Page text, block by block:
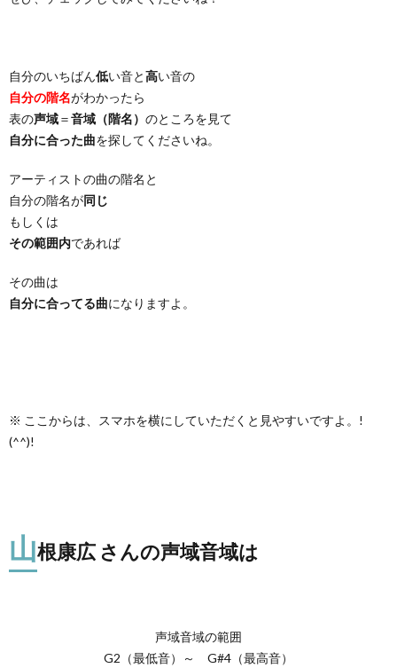
自分のいちばん低い音と高い音の
自分の階名がわかったら
表の声域＝音域（階名） のところを見て
自分に合った曲を探してくださいね。
アーティストの曲の階名と
自分の階名が同じ
もしくは
その範囲内であれば
その曲は
自分に合ってる曲になりますよ。
※ ここからは、スマホを横にしていただくと見やすいですよ。!
(^^)!
山根康広 さんの声域音域は
声域音域の範囲
G2（最低音）～ G#4（最高音）